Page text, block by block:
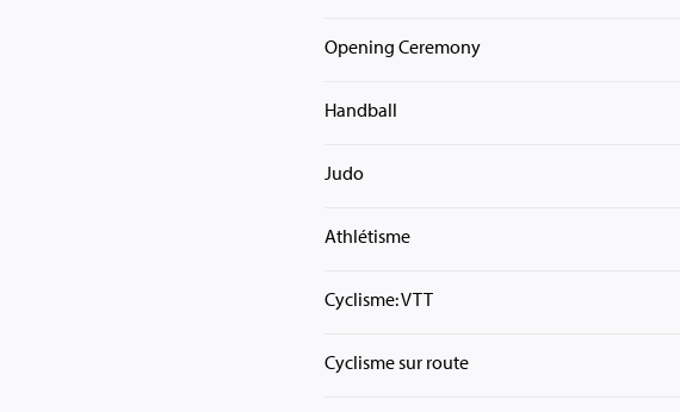
Opening Ceremony
Handball
Judo
Athlétisme
Cyclisme: VTT
Cyclisme sur route